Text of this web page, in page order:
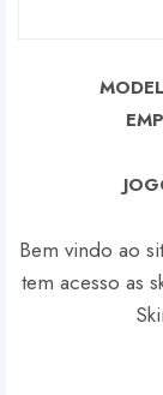
J
Bem vindo ao
tem acesso as